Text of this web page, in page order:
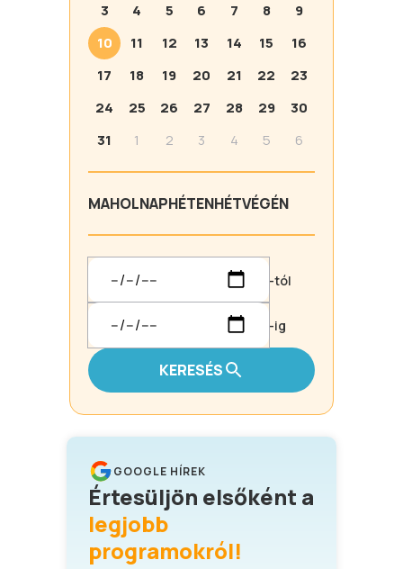
3 4 5 6 7 8
9
10
11 12 13 14 15
16
17
18 19 20 21 22
23
24
25 26 27 28 29
30
31
1 2 3 4 5 6
MAHOLNAPHÉTENHÉTVÉGÉN
-tól
-ig
KERESÉS
GOOGLE HÍREK
Értesüljön elsőként a
legjobb
programokról!